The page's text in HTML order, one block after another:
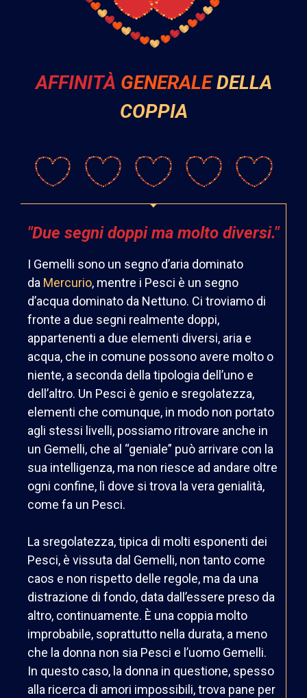
AFFINITÀ GENERALE DELLA
COPPIA
"Due segni doppi ma molto diversi."
I Gemelli sono un segno d’aria dominato
da Mercurio, mentre i Pesci è un segno
d’acqua dominato da Nettuno. Ci troviamo di
fronte a due segni realmente doppi,
appartenenti a due elementi diversi, aria e
acqua, che in comune possono avere molto o
niente, a seconda della tipologia dell’uno e
dell’altro. Un Pesci è genio e sregolatezza,
elementi che comunque, in modo non portato
agli stessi livelli, possiamo ritrovare anche in
un Gemelli, che al “geniale” può arrivare con la
sua intelligenza, ma non riesce ad andare oltre
ogni confine, lì dove si trova la vera genialità,
come fa un Pesci.
La sregolatezza, tipica di molti esponenti dei
Pesci, è vissuta dal Gemelli, non tanto come
caos e non rispetto delle regole, ma da una
distrazione di fondo, data dall’essere preso da
altro, continuamente. È una coppia molto
improbabile, soprattutto nella durata, a meno
che la donna non sia Pesci e l’uomo Gemelli.
In questo caso, la donna in questione, spesso
alla ricerca di amori impossibili, trova pane per